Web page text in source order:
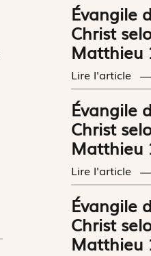
Évangile
Christ
Matthieu
Lire l'article
Évangile
Christ
Matthieu
Lire l'article
Évangile
Christ
Matthieu